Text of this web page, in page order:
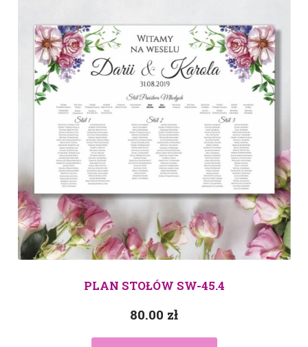
PLAN STOŁÓW SW-45.4
80.00 zł